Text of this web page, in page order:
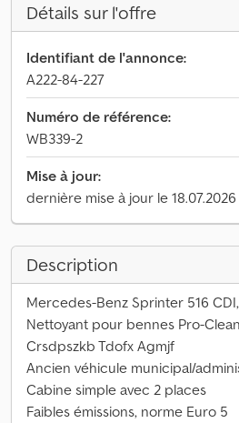
Détails sur l'offre
Identifiant de l'annonce:
A222-84-227
Numéro de référence:
WB339-2
Mise à jour:
dernière mise à jour le 18.07.2026
Description
Mercedes-Benz Sprinter 516
Nettoyant pour bennes Pro-Clean
Crsdpszkb Tdofx Agmjf
Ancien véhicule municipal/
Cabine simple avec 2 places
Faibles émissions, norme Euro 5